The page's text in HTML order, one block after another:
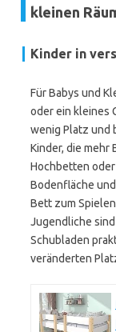
kleinen
Kinder in
Für Babys und
oder ein kleines
wenig Platz und
Kinder, die mehr
Hochbetten
Bodenfläche
Bett zum
Jugendliche
Schubladen
veränderten